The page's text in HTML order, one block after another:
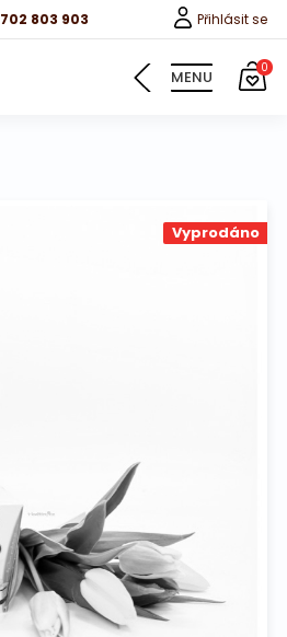
702 803 903 Přihlásit se
MENU 0
Vyprodáno